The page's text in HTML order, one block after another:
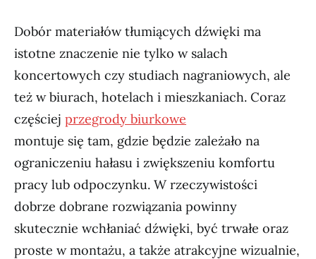
Dobór materiałów tłumiących dźwięki ma
istotne znaczenie nie tylko w salach
koncertowych czy studiach nagraniowych, ale
też w biurach, hotelach i mieszkaniach. Coraz
częściej przegrody biurkowe
montuje się tam, gdzie będzie zależało na
ograniczeniu hałasu i zwiększeniu komfortu
pracy lub odpoczynku. W rzeczywistości
dobrze dobrane rozwiązania powinny
skutecznie wchłaniać dźwięki, być trwałe oraz
proste w montażu, a także atrakcyjne wizualnie,